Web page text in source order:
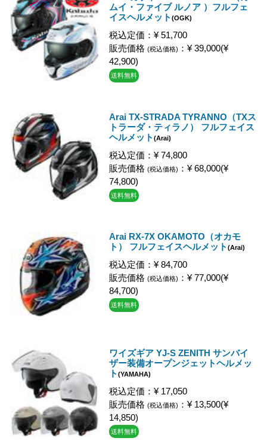
ムイ・ファイブ ルノア ）フルフェ
イスヘルメット (OGK)
税込定価：¥ 51,700
販売価格 (税込価格) ：¥ 39,000(¥
42,900)
送料無料
Arai TX-STRADA TYRANNO（TXス
トラーダ・ティラノ） フルフェイス
ヘルメット (Arai)
税込定価：¥ 74,800
販売価格 (税込価格) ：¥ 68,000(¥
74,800)
送料無料
Arai RX-7X OKAMOTO（オカモ
ト） フルフェイスヘルメット (Arai)
税込定価：¥ 84,700
販売価格 (税込価格) ：¥ 77,000(¥
84,700)
送料無料
ワイズギア YJ-S ZENITH サンバイ
ザー装備オープンジェットヘルメッ
ト (YAMAHA)
税込定価：¥ 17,050
販売価格 (税込価格) ：¥ 13,500(¥
14,850)
送料無料